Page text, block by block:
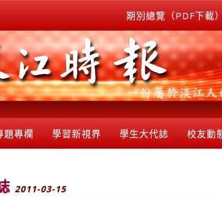
期別總覽（PDF下載）
題專欄 學習新視界 學生大代誌 校友動
2011-03-15